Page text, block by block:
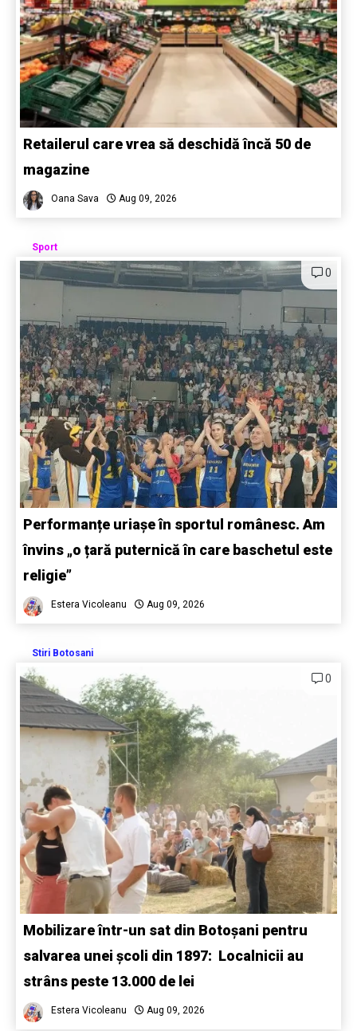
Retailerul care vrea să deschidă încă 50 de
magazine
Oana Sava Aug 09, 2026
Sport
0
Performanțe uriașe în sportul românesc. Am
învins „o țară puternică în care baschetul este
religie”
Estera Vicoleanu Aug 09, 2026
Stiri Botosani
0
Mobilizare într-un sat din Botoșani pentru
salvarea unei școli din 1897: Localnicii au
strâns peste 13.000 de lei
Estera Vicoleanu Aug 09, 2026